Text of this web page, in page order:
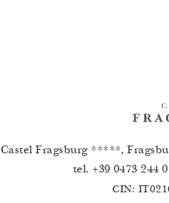
Castel Fragsburg *****,
tel.+39 0473 244
CIN: